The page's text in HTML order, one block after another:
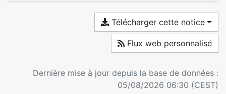
Télécharger cette notice
Flux web personnalisé
Dernière mise à jour depuis la base de données :
05/08/2026 06:30 (CEST)